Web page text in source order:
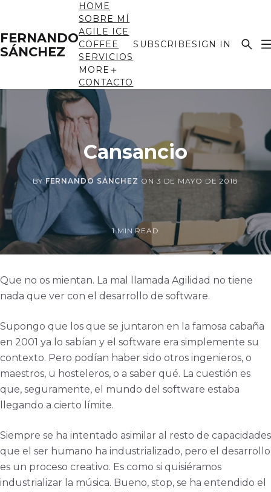
FERNANDO
SÁNCHEZ
HOME
SOBRE MÍ
AGILE ICE
COFFEE
SERVICIOS
MORE
CONTACTO
SUBSCRIBESIGN IN
Cansancio
BY FERNANDO SÁNCHEZ ON 3 DE MAYO DE 2018
1 MIN READ
Que no os mientan. La mal llamada Agilidad no tiene
nada que ver con el desarrollo de software.
Supongo que los que se juntaron en la famosa cabaña
en 2001 ya lo sabían y el software era simplemente su
contexto. Pero podían haber sido otros ingenieros, o
maestros, u hosteleros, o a saber qué. La cuestión es
que, seguramente, el mundo del software estaba
llegando a cierto límite.
Siempre se ha intentado asimilar al resto de capacidades
que el ser humano ha industrializado, pero el desarrollo
es un proceso creativo. Es como si quisiéramos
industrializar la música. Bueno, stop, se ha entendido el